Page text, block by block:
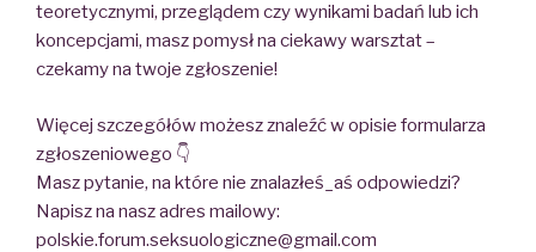
teoretycznymi, przeglądem czy wynikami badań lub ich
koncepcjami, masz pomysł na ciekawy warsztat –
czekamy na twoje zgłoszenie!
Więcej szczegółów możesz znaleźć w opisie formularza
zgłoszeniowego 👇
Masz pytanie, na które nie znalazłeś_aś odpowiedzi?
Napisz na nasz adres mailowy:
polskie.forum.seksuologiczne@gmail.com